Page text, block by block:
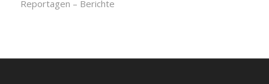
Reportagen – Berichte